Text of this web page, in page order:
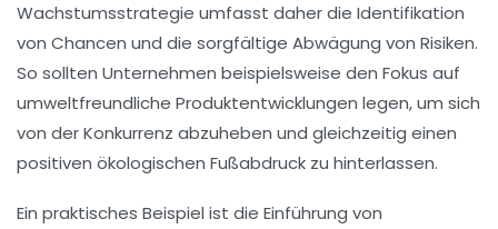
Wachstumsstrategie umfasst daher die Identifikation
von Chancen und die sorgfältige Abwägung von Risiken.
So sollten Unternehmen beispielsweise den Fokus auf
umweltfreundliche Produktentwicklungen legen, um sich
von der Konkurrenz abzuheben und gleichzeitig einen
positiven ökologischen Fußabdruck zu hinterlassen.
Ein praktisches Beispiel ist die Einführung von